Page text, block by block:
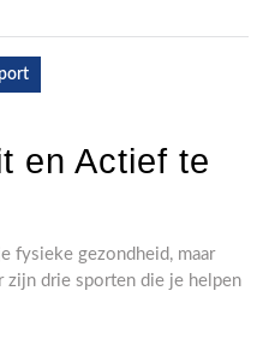
en Actief te
fysieke gezondheid, maar
drie sporten die je helpen